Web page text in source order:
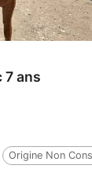
7 ans
Origine Non